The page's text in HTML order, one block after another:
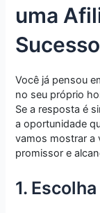
uma
Sucesso
Você já pensou
no seu próprio
Se a resposta é
a oportunidade
vamos mostrar a
promissor e
1.